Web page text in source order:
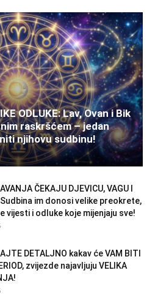
ODLUKE: Lav, Ovan i Bik
raskršćem – jedan
njihovu sudbinu!
ČEKAJU DJEVICU, VAGU I
Sudbina im donosi velike preokrete,
vijesti i odluke koje mijenjaju sve!
DETALJNO kakav će VAM BITI
zvijezde najavljuju VELIKA